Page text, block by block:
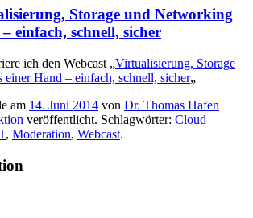
Storage und Networking
einfach, schnell, sicher
ich den Webcast „Virtualisierung, Storage
Hand – einfach, schnell, sicher„
am 14. Juni 2014 von Dr. Thomas Hafen
veröffentlicht. Schlagwörter: Cloud
, Moderation, Webcast.